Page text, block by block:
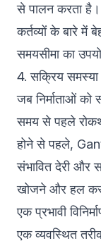
से पालन करता
कर्तव्यों के बारे में
समयसीमा का
4. सक्रिय समस्या
जब निर्माताओं
समय से पहले
होने से पहले,
संभावित देरी और
खोजने और हल
एक प्रभावी
एक व्यवस्थित